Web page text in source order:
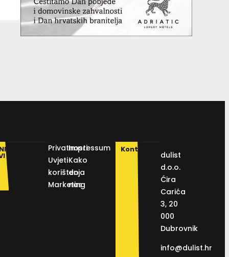
Privatnosti
Uvjeti
korištenja
Marketing
Impressum
Kako
do
nas
Kontakt
dulist
d.o.o.
Ćira
Carića
3, 20
000
Dubrovnik
info@dulist.hr